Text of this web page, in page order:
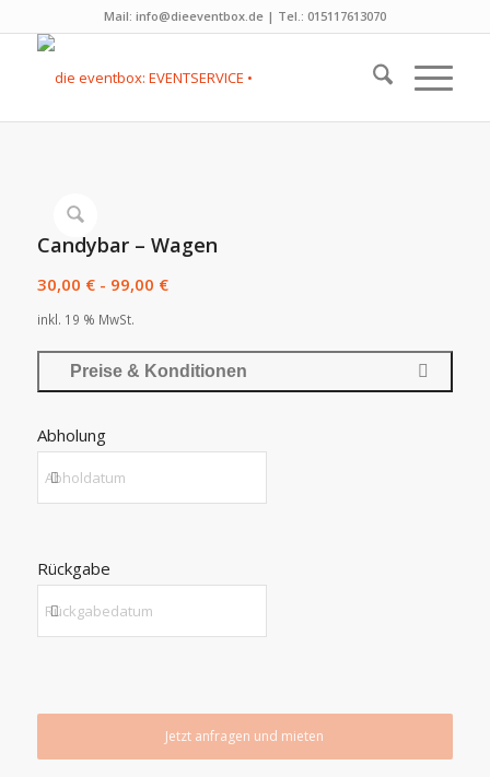
Mail: info@dieeventbox.de | Tel.: 015117613070
Candybar – Wagen
30,00 €- 99,00 €
inkl. 19 % MwSt.
Preise & Konditionen
Abholung
Rückgabe
Jetzt anfragen und mieten